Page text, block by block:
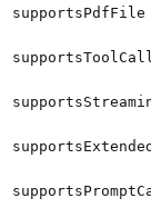
supportsPdfFile